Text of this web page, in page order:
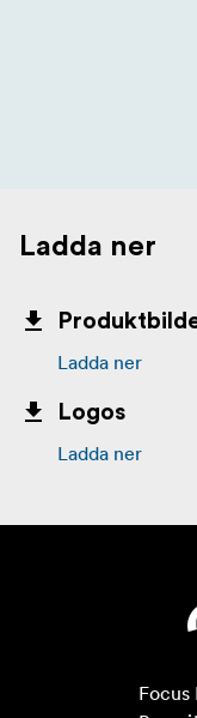
Ladda ner
Ladda ner
Logos
Ladda ner
Focus